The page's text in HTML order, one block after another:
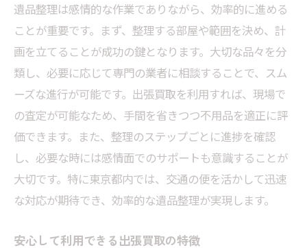
遺品整理は感情的な作業でありながら、効率的に進める
ことが重要です。まず、整理する部屋や範囲を決め、計
画を立てることが成功の鍵となります。大切な品々を分
類し、必要に応じて専門の業者に相談することで、スム
ーズな進行が可能です。出張買取を利用すれば、現場で
の査定が可能なため、手間を省きつつ不用品を適正に評
価できます。また、整理のステップごとに進捗を確認
し、必要な時には感情面でのサポートも意識することが
大切です。特に東京都内では、交通の便を活かして迅速
な対応が期待でき、効率的な遺品整理が実現します。
安心して利用できる出張買取の特徴